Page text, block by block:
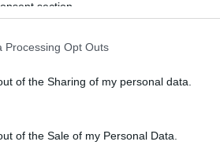
section.
Processing Opt Outs
of the Sharing of my personal data.
of the Sale of my Personal Data.
News και μάθετε πρώτοι